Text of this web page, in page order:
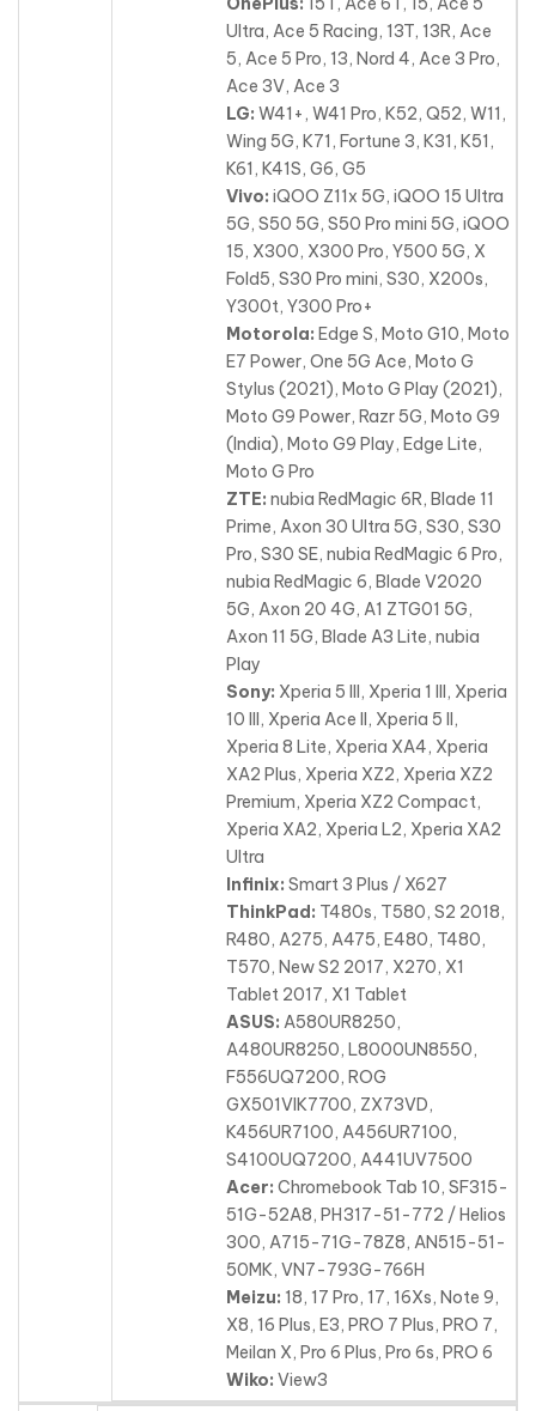
Ultra, Ace 5 Racing, 13T, 13R, Ace
5, Ace 5 Pro, 13, Nord 4, Ace 3 Pro,
Ace 3V, Ace 3
LG: W41+, W41 Pro, K52, Q52, W11,
Wing 5G, K71, Fortune 3, K31, K51,
K61, K41S, G6, G5
Vivo: iQOO Z11x 5G, iQOO 15 Ultra
5G, S50 5G, S50 Pro mini 5G, iQOO
15, X300, X300 Pro, Y500 5G, X
Fold5, S30 Pro mini, S30, X200s,
Y300t, Y300 Pro+
Motorola: Edge S, Moto G10, Moto
E7 Power, One 5G Ace, Moto G
Stylus (2021), Moto G Play (2021),
Moto G9 Power, Razr 5G, Moto G9
(India), Moto G9 Play, Edge Lite,
Moto G Pro
ZTE: nubia RedMagic 6R, Blade 11
Prime, Axon 30 Ultra 5G, S30, S30
Pro, S30 SE, nubia RedMagic 6 Pro,
nubia RedMagic 6, Blade V2020
5G, Axon 20 4G, A1 ZTG01 5G,
Axon 11 5G, Blade A3 Lite, nubia
Play
Sony: Xperia 5 III, Xperia 1 III, Xperia
10 III, Xperia Ace II, Xperia 5 II,
Xperia 8 Lite, Xperia XA4, Xperia
XA2 Plus, Xperia XZ2, Xperia XZ2
Premium, Xperia XZ2 Compact,
Xperia XA2, Xperia L2, Xperia XA2
Ultra
Infinix: Smart 3 Plus / X627
ThinkPad: T480s, T580, S2 2018,
R480, A275, A475, E480, T480,
T570, New S2 2017, X270, X1
Tablet 2017, X1 Tablet
ASUS: A580UR8250,
A480UR8250, L8000UN8550,
F556UQ7200, ROG
GX501VIK7700, ZX73VD,
K456UR7100, A456UR7100,
S4100UQ7200, A441UV7500
Acer: Chromebook Tab 10, SF315-
51G-52A8, PH317-51-772 / Helios
300, A715-71G-78Z8, AN515-51-
50MK, VN7-793G-766H
Meizu: 18, 17 Pro, 17, 16Xs, Note 9,
X8, 16 Plus, E3, PRO 7 Plus, PRO 7,
Meilan X, Pro 6 Plus, Pro 6s, PRO 6
Wiko: View3